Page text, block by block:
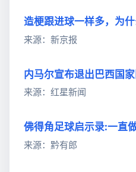
造梗跟进球一样多，为
来源：新京报
内马尔宣布退出巴西国
来源：红星新闻
佛得角足球启示录:一直
来源：黔有郎